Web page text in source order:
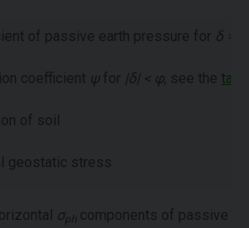
of passive earth pressure for δ = -
coefficient ψ for |δ| < φ, see the
of soil
geostatic stress
σph components of passive